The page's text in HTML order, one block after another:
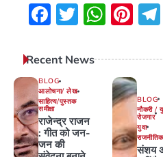
Facebook
Twitter
Recent News
BLOG
आलोचना/ लेख
साहित्य/पुस्तक
समीक्षा
राजेन्द्र राजन
: गीत को जन-
जन की
BLOG
नौकरी /
रोजगार
युवा
राजनीतिक
संशय